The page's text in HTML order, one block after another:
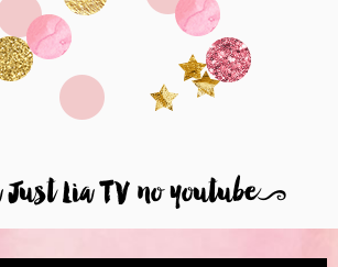
Lia TV no youtube9